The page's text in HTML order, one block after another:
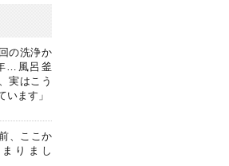
の洗浄か
…風呂釜
実はこう
います」
、ここか
りまし